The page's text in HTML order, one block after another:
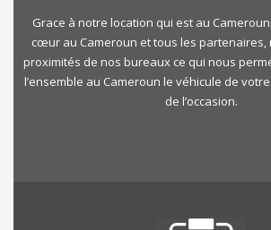
Grace à notre location qui est au
cœur au Cameroun et tous les partenaires,
proximités de nos bureaux ce qui nous
l’ensemble au Cameroun le véhicule de
de l’occasion.